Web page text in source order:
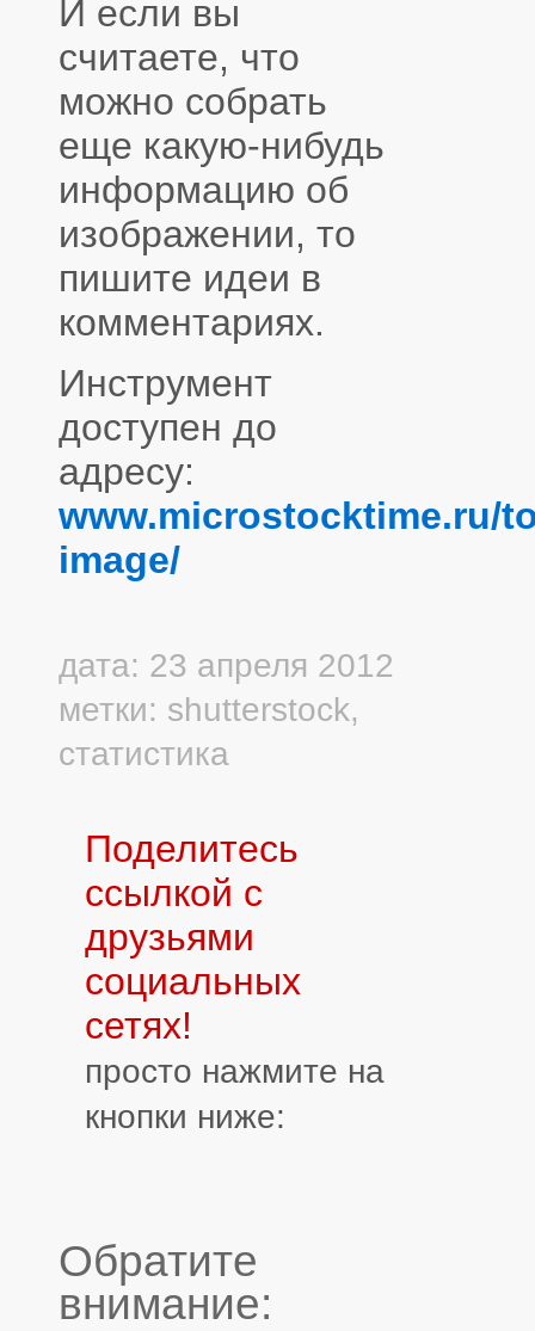
И если вы
считаете, что
можно собрать
еще какую-нибудь
информацию об
изображении, то
пишите идеи в
комментариях.
Инструмент
доступен до
адресу:
www.microstocktime.ru/
image/
дата: 23 апреля 2012
метки: shutterstock,
статистика
Поделитесь
ссылкой с
друзьями
социальных
сетях!
просто нажмите на
кнопки ниже:
Обратите
внимание: